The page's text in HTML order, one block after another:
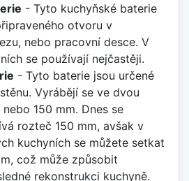
- Tyto kuchyňské baterie
otvoru v
nebo pracovní desce. V
se používají nejčastěji.
- Tyto baterie jsou určené
Vyrábějí se ve dvou
150 mm. Dnes se
rozteč 150 mm, avšak v
kuchyních se můžete setkat
což může způsobit
rekonstrukci kuchyně.